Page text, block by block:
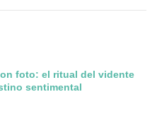
foto: el ritual del vidente
sentimental